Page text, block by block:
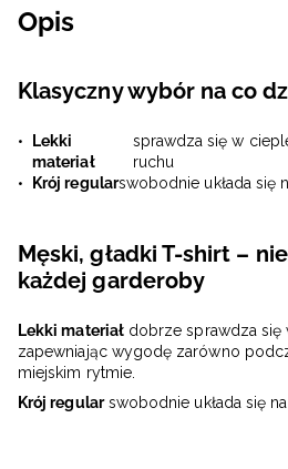
Opis
Klasyczny wybór na co
Lekki
materiał
sprawdza się w
ruchu
Krój regularswobodnie układa się
Męski, gładki T-shirt –
każdej garderoby
Lekki materiałdobrze sprawdza się
zapewniając wygodę zarówno
miejskim rytmie.
Krój regularswobodnie układa się